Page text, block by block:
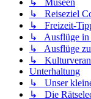
↳ Museen
↳ Reiseziel
↳ Freizeit-
↳ Ausflüge in
↳ Ausflüge zu
↳
Unterhaltung
↳ Unser
↳ Die